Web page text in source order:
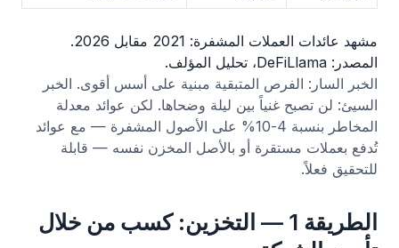
مشهد عائدات العملات المشفرة: 2021 مقابل 2026.
المصدر: DeFiLlama، تحليل المؤلف.
الخبر السار: الفرص المتبقية مبنية على أسس أقوى. الخبر
السيئ: لن تصبح غنياً بين ليلة وضحاها. لكن عوائد معدلة
المخاطر بنسبة 4-10% على الأصول المشفرة — مع عوائد
تُدفع بعملات مستقرة أو بالأصل المخزن نفسه — قابلة
للتحقيق فعلاً.
الطريقة 1 — التخزين: كسب من خلال